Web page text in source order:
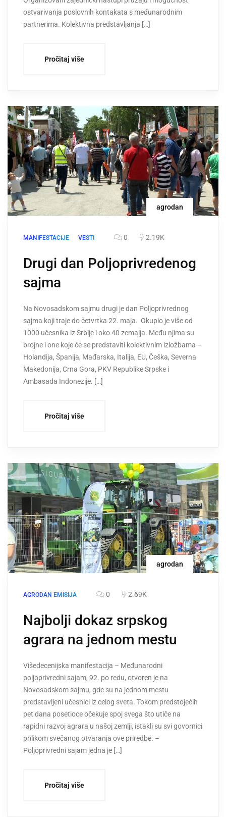
ostvarivanja poslovnih kontakata s međunarodnim
partnerima. Kolektivna predstavljanja […]
Pročitaj više
agrodan
MANIFESTACIJE VESTI 0 2.19K
Drugi dan Poljoprivredenog
sajma
Na Novosadskom sajmu drugi je dan Poljoprivrednog
sajma koji traje do četvrtka 22. maja. Okupio je više od
1000 učesnika iz Srbije i oko 40 zemalja. Među njima su
brojne i one koje će se predstaviti kolektivnim izložbama –
Holandija, Španija, Mađarska, Italija, EU, Češka, Severna
Makedonija, Crna Gora, PKV Republike Srpske i
Ambasada Indonezije. […]
Pročitaj više
agrodan
AGRODAN EMISIJA 0 2.69K
Najbolji dokaz srpskog
agrara na jednom mestu
Višedecenijska manifestacija – Međunarodni
poljoprivredni sajam, 92. po redu, otvoren je na
Novosadskom sajmu, gde su na jednom mestu
predstavljeni učesnici iz celog sveta. Tokom predstojećih
pet dana posetioce očekuje spoj svega što utiče na
rapidni razvoj agrara u našoj zemlji, istakli su svi govornici
prilikom svečanog otvaranja ove priredbe. –
Poljoprivredni sajam jedna je […]
Pročitaj više